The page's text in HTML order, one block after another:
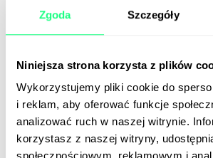
Zgoda Szczegóły
Niniejsza strona korzysta z plików
Wykorzystujemy pliki cookie do
i reklam, aby oferować funkcje
analizować ruch w naszej witrynie.
korzystasz z naszej witryny,
się m.in. McDonald’s, Microsoft,
Hathaway, Amazon i Unilever.
podpisana przez Under Armour z
Haley i Hanną Cavinder. Koszykarki
uniwersyteckiej drużynie Miami
ambasadorkami marki przez
„Sportowcy działają teraz jak twórcy